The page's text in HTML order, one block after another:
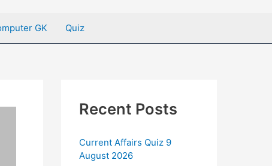
GK Quiz
Recent Posts
Current Affairs Quiz 9
August 2026